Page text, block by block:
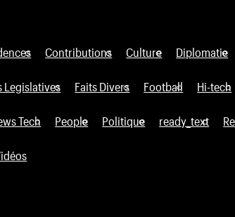
Contributions Culture Diplomatie
Legislatives Faits Divers Football Hi-tech
Tech People Politique ready_text